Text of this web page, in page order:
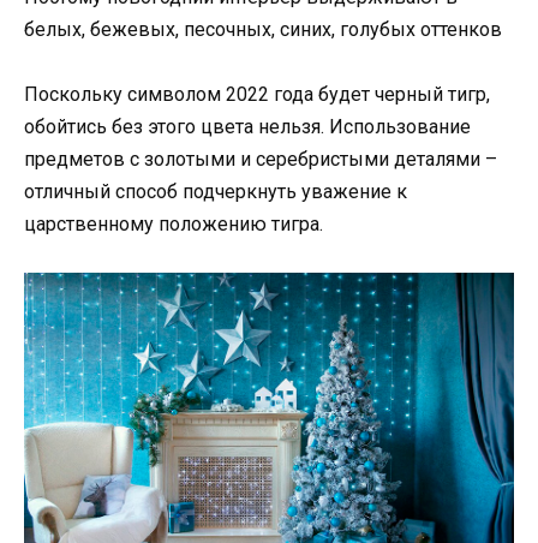
белых, бежевых, песочных, синих, голубых оттенков
Поскольку символом 2022 года будет черный тигр,
обойтись без этого цвета нельзя. Использование
предметов с золотыми и серебристыми деталями –
отличный способ подчеркнуть уважение к
царственному положению тигра.